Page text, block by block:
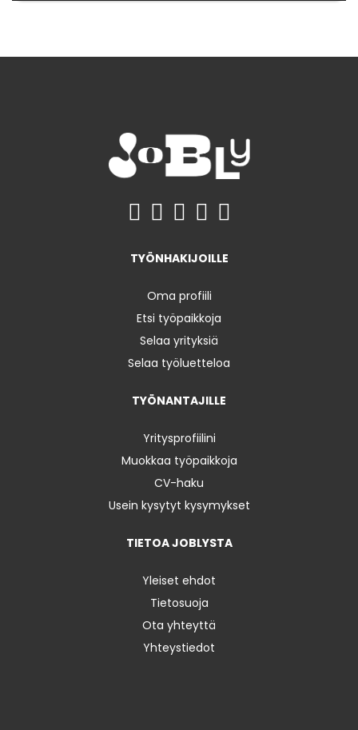
TYÖNHAKIJOILLE
Oma profiili
Etsi työpaikkoja
Selaa yrityksiä
Selaa työluetteloa
TYÖNANTAJILLE
Yritysprofiilini
Muokkaa työpaikkoja
CV-haku
Usein kysytyt kysymykset
TIETOA JOBLYSTA
Yleiset ehdot
Tietosuoja
Ota yhteyttä
Yhteystiedot